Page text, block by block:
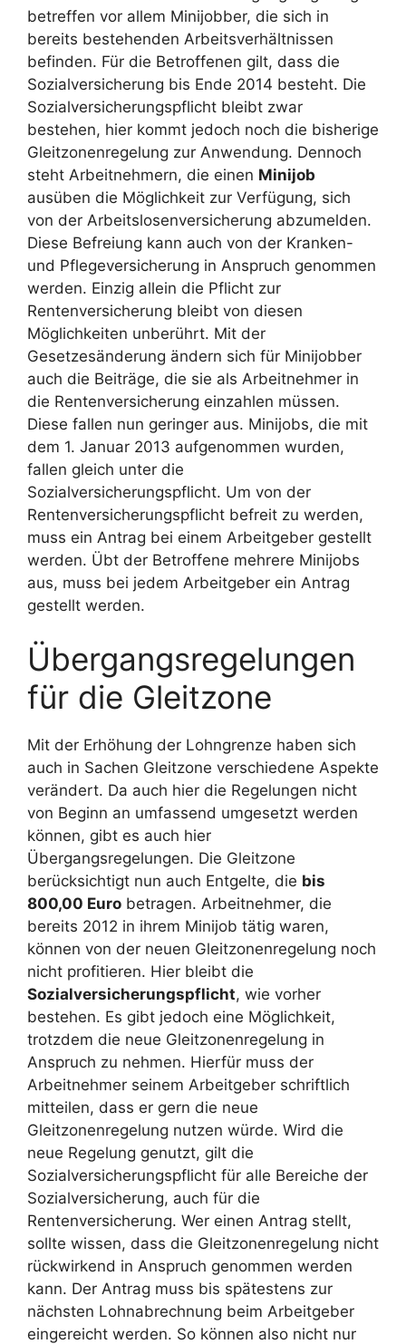
betreffen vor allem Minijobber, die sich in
bereits bestehenden Arbeitsverhältnissen
befinden. Für die Betroffenen gilt, dass die
Sozialversicherung bis Ende 2014 besteht. Die
Sozialversicherungspflicht bleibt zwar
bestehen, hier kommt jedoch noch die bisherige
Gleitzonenregelung zur Anwendung. Dennoch
steht Arbeitnehmern, die einen Minijob
ausüben die Möglichkeit zur Verfügung, sich
von der Arbeitslosenversicherung abzumelden.
Diese Befreiung kann auch von der Kranken-
und Pflegeversicherung in Anspruch genommen
werden. Einzig allein die Pflicht zur
Rentenversicherung bleibt von diesen
Möglichkeiten unberührt. Mit der
Gesetzesänderung ändern sich für Minijobber
auch die Beiträge, die sie als Arbeitnehmer in
die Rentenversicherung einzahlen müssen.
Diese fallen nun geringer aus. Minijobs, die mit
dem 1. Januar 2013 aufgenommen wurden,
fallen gleich unter die
Sozialversicherungspflicht. Um von der
Rentenversicherungspflicht befreit zu werden,
muss ein Antrag bei einem Arbeitgeber gestellt
werden. Übt der Betroffene mehrere Minijobs
aus, muss bei jedem Arbeitgeber ein Antrag
gestellt werden.
Übergangsregelungen
für die Gleitzone
Mit der Erhöhung der Lohngrenze haben sich
auch in Sachen Gleitzone verschiedene Aspekte
verändert. Da auch hier die Regelungen nicht
von Beginn an umfassend umgesetzt werden
können, gibt es auch hier
Übergangsregelungen. Die Gleitzone
berücksichtigt nun auch Entgelte, die bis
800,00 Euro betragen. Arbeitnehmer, die
bereits 2012 in ihrem Minijob tätig waren,
können von der neuen Gleitzonenregelung noch
nicht profitieren. Hier bleibt die
Sozialversicherungspflicht, wie vorher
bestehen. Es gibt jedoch eine Möglichkeit,
trotzdem die neue Gleitzonenregelung in
Anspruch zu nehmen. Hierfür muss der
Arbeitnehmer seinem Arbeitgeber schriftlich
mitteilen, dass er gern die neue
Gleitzonenregelung nutzen würde. Wird die
neue Regelung genutzt, gilt die
Sozialversicherungspflicht für alle Bereiche der
Sozialversicherung, auch für die
Rentenversicherung. Wer einen Antrag stellt,
sollte wissen, dass die Gleitzonenregelung nicht
rückwirkend in Anspruch genommen werden
kann. Der Antrag muss bis spätestens zur
nächsten Lohnabrechnung beim Arbeitgeber
eingereicht werden. So können also nicht nur